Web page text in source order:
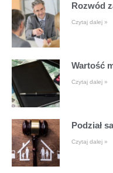
Rozwód
Czytaj dalej »
Wartość
Czytaj dalej »
Podział
Czytaj dalej »